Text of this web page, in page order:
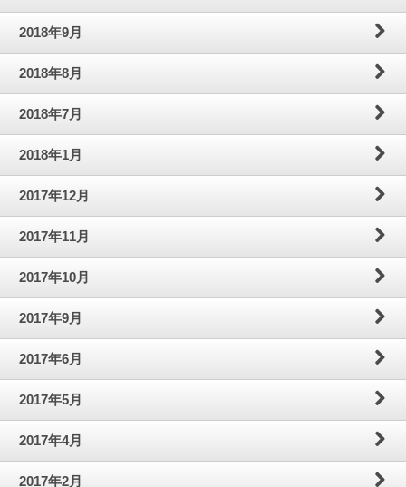
2018年9月
2018年8月
2018年7月
2018年1月
2017年12月
2017年11月
2017年10月
2017年9月
2017年6月
2017年5月
2017年4月
2017年2月